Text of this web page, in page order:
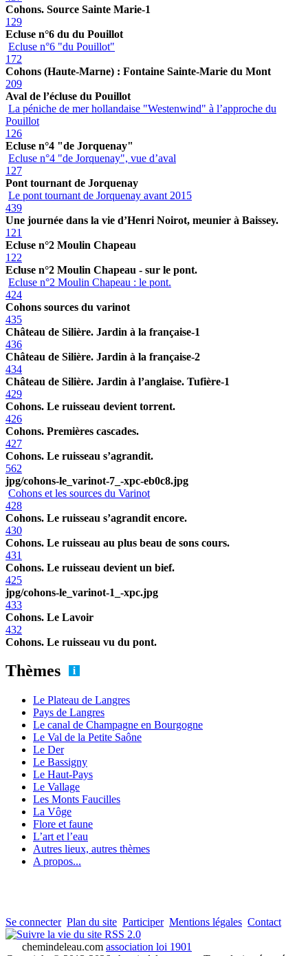
Cohons. Source Sainte Marie-1
129
Ecluse n°6 du du Pouillot
Ecluse n°6 "du Pouillot"
172
Cohons (Haute-Marne) : Fontaine Sainte-Marie du Mont
209
Aval de l’écluse du Pouillot
La péniche de mer hollandaise "Westenwind" à l’approche du
Pouillot
126
Ecluse n°4 "de Jorquenay"
Ecluse n°4 "de Jorquenay", vue d’aval
127
Pont tournant de Jorquenay
Le pont tournant de Jorquenay avant 2015
439
Une journée dans la vie d’Henri Noirot, meunier à Baissey.
121
Ecluse n°2 Moulin Chapeau
122
Ecluse n°2 Moulin Chapeau - sur le pont.
Ecluse n°2 Moulin Chapeau : le pont.
424
Cohons sources du varinot
435
Château de Silière. Jardin à la française-1
436
Château de Silière. Jardin à la française-2
434
Château de Silière. Jardin à l’anglaise. Tufière-1
429
Cohons. Le ruisseau devient torrent.
426
Cohons. Premières cascades.
427
Cohons. Le ruisseau s’agrandit.
562
jpg/cohons-le_varinot-7_-xpc-eb0c8.jpg
Cohons et les sources du Varinot
428
Cohons. Le ruisseau s’agrandit encore.
430
Cohons. Le ruisseau au plus beau de sons cours.
431
Cohons. Le ruisseau devient un bief.
425
jpg/cohons-le_varinot-1_-xpc.jpg
433
Cohons. Le Lavoir
432
Cohons. Le ruisseau vu du pont.
Thèmes
Le Plateau de Langres
Pays de Langres
Le canal de Champagne en Bourgogne
Le Val de la Petite Saône
Le Der
Le Bassigny
Le Haut-Pays
Le Vallage
Les Monts Faucilles
La Vôge
Flore et faune
L’art et l’eau
Autres lieux, autres thèmes
A propos...
Se connecter Plan du site Participer Mentions légales Contact
RSS 2.0
chemindeleau.com association loi 1901